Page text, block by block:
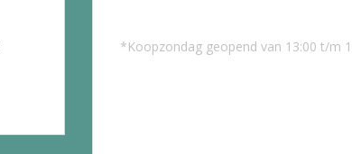
*Koopzondag geopend van 13:00 t/m